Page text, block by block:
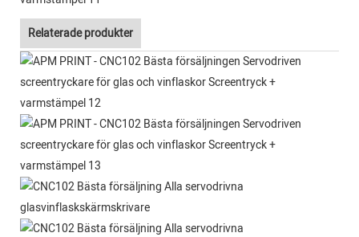
Relaterade produkter